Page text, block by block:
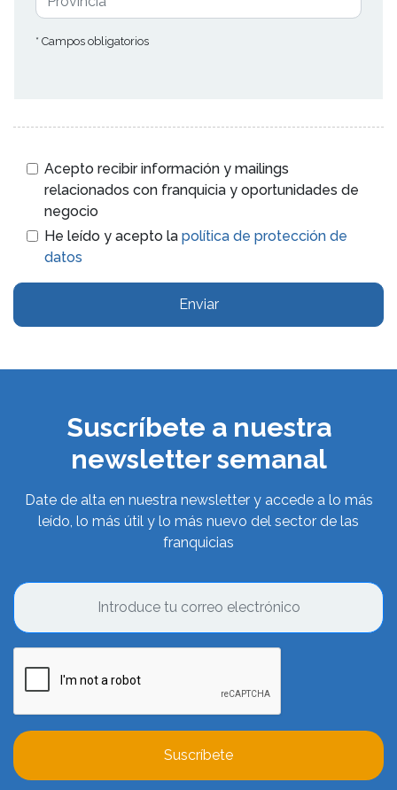
* Campos obligatorios
Acepto recibir información y mailings
relacionados con franquicia y oportunidades de
negocio
He leído y acepto la política de protección de
datos
Enviar
Suscríbete a nuestra
newsletter semanal
Date de alta en nuestra newsletter y accede a lo más
leído, lo más útil y lo más nuevo del sector de las
franquicias
Suscríbete